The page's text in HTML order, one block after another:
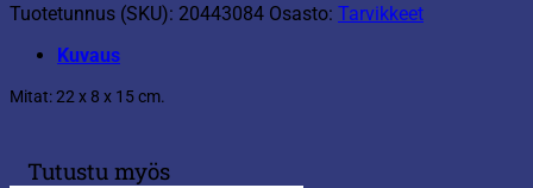
Tuotetunnus (SKU): 20443084 Osasto: Tarvikkeet
Kuvaus
Mitat: 22 x 8 x 15 cm.
Tutustu myös